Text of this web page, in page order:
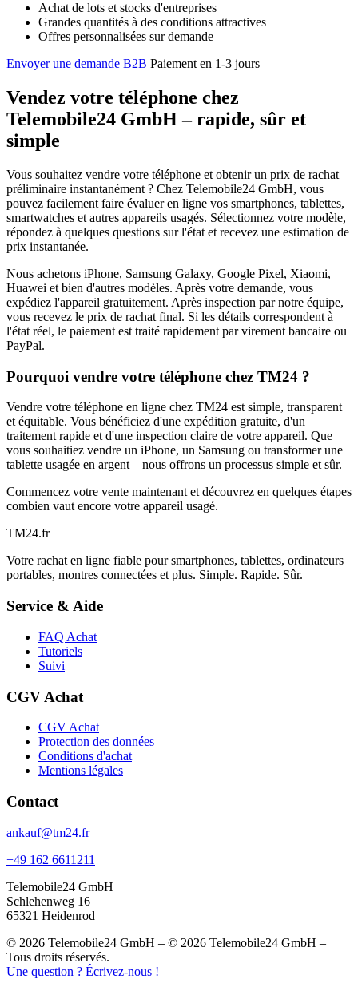
Achat de lots et stocks d'entreprises
Grandes quantités à des conditions attractives
Offres personnalisées sur demande
Envoyer une demande B2B Paiement en 1-3 jours
Vendez votre téléphone chez
Telemobile24 GmbH – rapide, sûr et
simple
Vous souhaitez vendre votre téléphone et obtenir un prix de rachat
préliminaire instantanément ? Chez Telemobile24 GmbH, vous
pouvez facilement faire évaluer en ligne vos smartphones, tablettes,
smartwatches et autres appareils usagés. Sélectionnez votre modèle,
répondez à quelques questions sur l'état et recevez une estimation de
prix instantanée.
Nous achetons iPhone, Samsung Galaxy, Google Pixel, Xiaomi,
Huawei et bien d'autres modèles. Après votre demande, vous
expédiez l'appareil gratuitement. Après inspection par notre équipe,
vous recevez le prix de rachat final. Si les détails correspondent à
l'état réel, le paiement est traité rapidement par virement bancaire ou
PayPal.
Pourquoi vendre votre téléphone chez TM24 ?
Vendre votre téléphone en ligne chez TM24 est simple, transparent
et équitable. Vous bénéficiez d'une expédition gratuite, d'un
traitement rapide et d'une inspection claire de votre appareil. Que
vous souhaitiez vendre un iPhone, un Samsung ou transformer une
tablette usagée en argent – nous offrons un processus simple et sûr.
Commencez votre vente maintenant et découvrez en quelques étapes
combien vaut encore votre appareil usagé.
TM24.fr
Votre rachat en ligne fiable pour smartphones, tablettes, ordinateurs
portables, montres connectées et plus. Simple. Rapide. Sûr.
Service & Aide
FAQ Achat
Tutoriels
Suivi
CGV Achat
CGV Achat
Protection des données
Conditions d'achat
Mentions légales
Contact
ankauf@tm24.fr
+49 162 6611211
Telemobile24 GmbH
Schlehenweg 16
65321 Heidenrod
© 2026 Telemobile24 GmbH – © 2026 Telemobile24 GmbH –
Tous droits réservés.
Une question ? Écrivez-nous !